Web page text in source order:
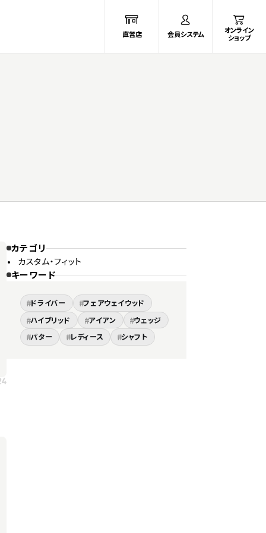
直営店 会員システム
オンライン
ショップ
カテゴリ
カスタム・フィット
キーワード
#ドライバー #フェアウェイウッド
#ハイブリッド #アイアン #ウェッジ
#パター #レディース #シャフト